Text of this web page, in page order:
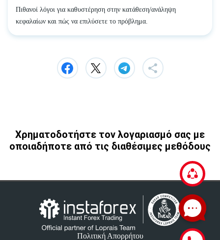
Πιθανοί λόγοι για καθυστέρηση στην κατάθεση/ανάληψη
κεφαλαίων και πώς να επιλύσετε το πρόβλημα.
Χρηματοδοτήστε τον λογαριασμό σας με
οποιαδήποτε από τις διαθέσιμες μεθόδους
Πολιτική Απορρήτου